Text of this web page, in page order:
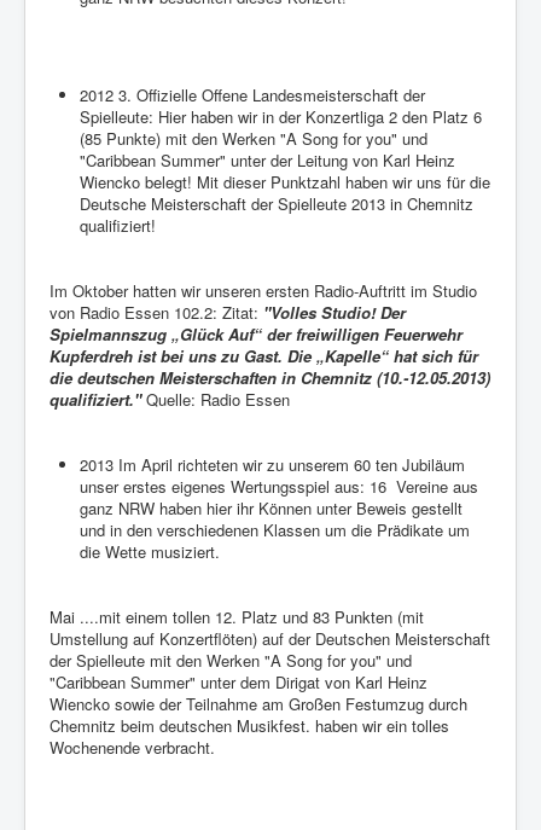
2012 3. Offizielle Offene Landesmeisterschaft der
Spielleute: Hier haben wir in der Konzertliga 2 den Platz 6
(85 Punkte) mit den Werken "A Song for you" und
"Caribbean Summer" unter der Leitung von Karl Heinz
Wiencko belegt! Mit dieser Punktzahl haben wir uns für die
Deutsche Meisterschaft der Spielleute 2013 in Chemnitz
qualifiziert!
Im Oktober hatten wir unseren ersten Radio-Auftritt im Studio
von Radio Essen 102.2: Zitat: "Volles Studio! Der
Spielmannszug „Glück Auf“ der freiwilligen Feuerwehr
Kupferdreh ist bei uns zu Gast. Die „Kapelle“ hat sich für
die deutschen Meisterschaften in Chemnitz (10.-12.05.2013)
qualifiziert."Quelle: Radio Essen
2013 Im April richteten wir zu unserem 60 ten Jubiläum
unser erstes eigenes Wertungsspiel aus: 16 Vereine aus
ganz NRW haben hier ihr Können unter Beweis gestellt
und in den verschiedenen Klassen um die Prädikate um
die Wette musiziert.
Mai ....mit einem tollen 12. Platz und 83 Punkten (mit
Umstellung auf Konzertflöten) auf der Deutschen Meisterschaft
der Spielleute mit den Werken "A Song for you" und
"Caribbean Summer" unter dem Dirigat von Karl Heinz
Wiencko sowie der Teilnahme am Großen Festumzug durch
Chemnitz beim deutschen Musikfest. haben wir ein tolles
Wochenende verbracht.